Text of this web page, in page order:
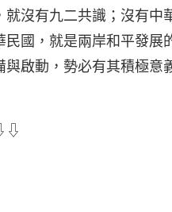
沒有九二共識；沒有
國，就是兩岸和平發
與啟動，勢必有其積極